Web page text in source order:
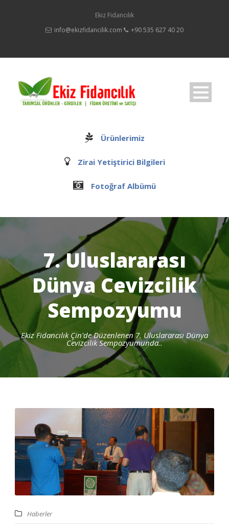
Ekiz Fidancılık
info@ekizfidancilik.com
+90 535 627 40 20
Ürünlerimiz
Zirai Yetiştirici Bilgileri
Fotoğraf Albümü
7. Uluslararası
Dünya Cevizcilik
Sempozyumu
Ekiz Fidancılık Çin'de Düzenlenen 7. Uluslararası Dünya
Cevizcilik Sempozyumunda..
Haberler